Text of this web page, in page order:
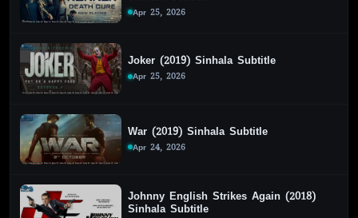
Apr 25, 2026
Joker (2019) Sinhala Subtitle
Apr 25, 2026
War (2019) Sinhala Subtitle
Apr 24, 2026
Johnny English Strikes Again (2018)
Sinhala Subtitle